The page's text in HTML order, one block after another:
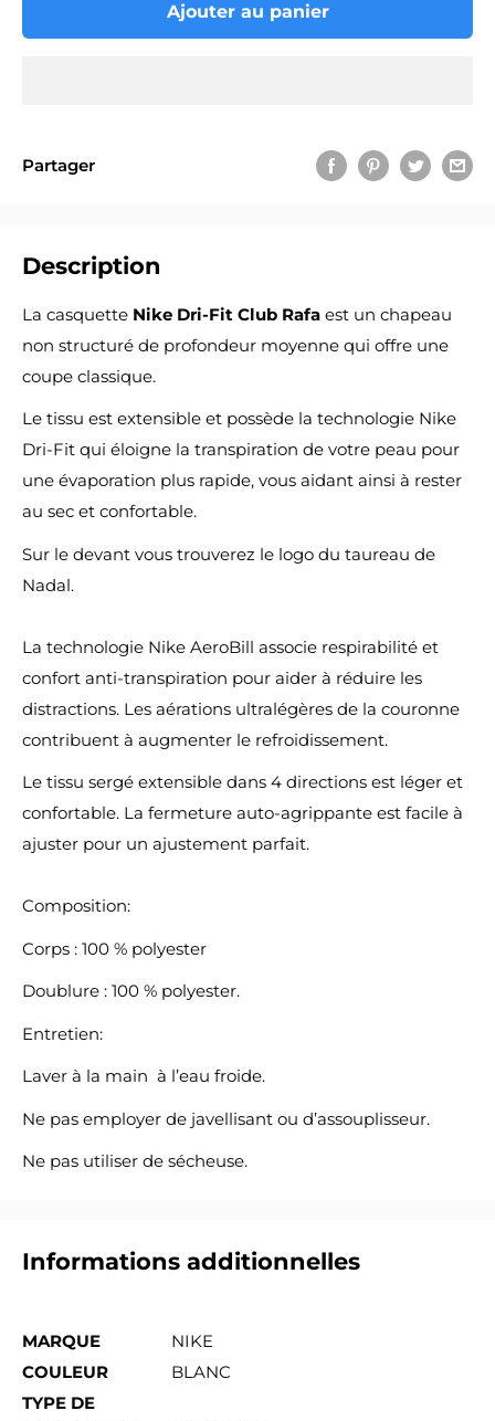
Ajouter au panier
Partager
Description
La casquette Nike Dri-Fit Club Rafa est un chapeau
non structuré de profondeur moyenne qui offre une
coupe classique.
Le tissu est extensible et possède la technologie Nike
Dri-Fit qui éloigne la transpiration de votre peau pour
une évaporation plus rapide, vous aidant ainsi à rester
au sec et confortable.
Sur le devant vous trouverez le logo du taureau de
Nadal.
La technologie Nike AeroBill associe respirabilité et
confort anti-transpiration pour aider à réduire les
distractions. Les aérations ultralégères de la couronne
contribuent à augmenter le refroidissement.
Le tissu sergé extensible dans 4 directions est léger et
confortable. La fermeture auto-agrippante est facile à
ajuster pour un ajustement parfait.
Composition:
Corps : 100 % polyester
Doublure : 100 % polyester.
Entretien:
Laver à la main à l’eau froide.
Ne pas employer de javellisant ou d’assouplisseur.
Ne pas utiliser de sécheuse.
Informations additionnelles
MARQUE
NIKE
COULEUR
BLANC
TYPE DE